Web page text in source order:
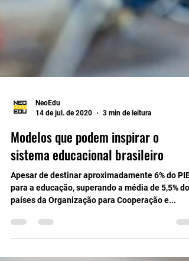
14 de jul. de 2020
3 min de leitura
Modelos que podem inspirar o
sistema educacional brasileiro
Apesar de destinar aproximadamente 6% do PIB
países da Organização para Cooperação e...